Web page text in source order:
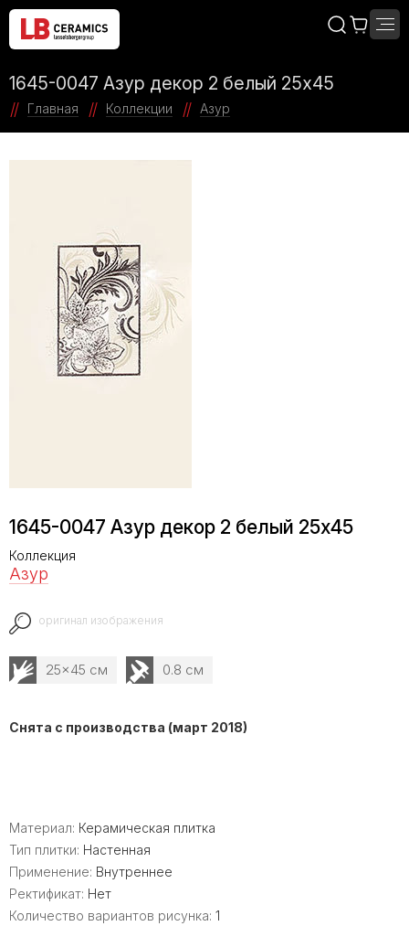
1645-0047 Азур декор 2 белый 25х45
Главная Коллекции Азур
1645-0047 Азур декор 2 белый 25х45
Коллекция
Азур
оригинал изображения
25x45 см 0.8 см
Снята с производства (март 2018)
Материал: Керамическая плитка
Тип плитки: Настенная
Применение: Внутреннее
Ректификат: Нет
Количество вариантов рисунка: 1